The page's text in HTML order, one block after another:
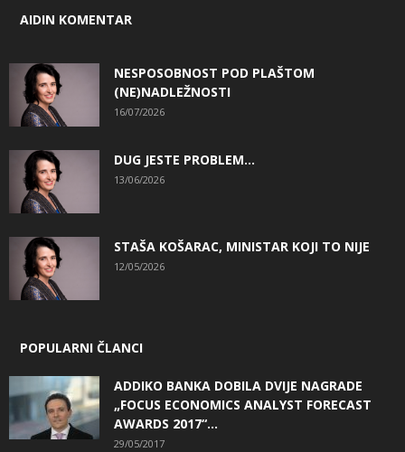
AIDIN KOMENTAR
NESPOSOBNOST POD PLAŠTOM
(NE)NADLEŽNOSTI
16/07/2026
DUG JESTE PROBLEM…
13/06/2026
STAŠA KOŠARAC, MINISTAR KOJI TO NIJE
12/05/2026
POPULARNI ČLANCI
ADDIKO BANKA DOBILA DVIJE NAGRADE
„FOCUS ECONOMICS ANALYST FORECAST
AWARDS 2017“...
29/05/2017